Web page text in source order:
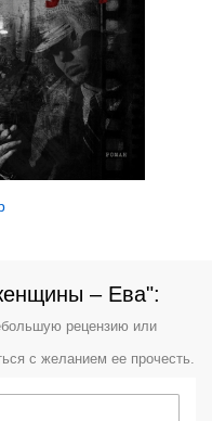
– Ева":
рецензию или
с желанием ее прочесть.